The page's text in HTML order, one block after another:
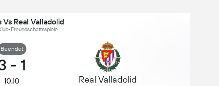
Vs Real Valladolid
Freundschaftsspiele
Beendet
- 1
10.10 Real Valladolid